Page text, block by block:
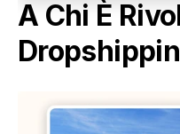
A Chi È